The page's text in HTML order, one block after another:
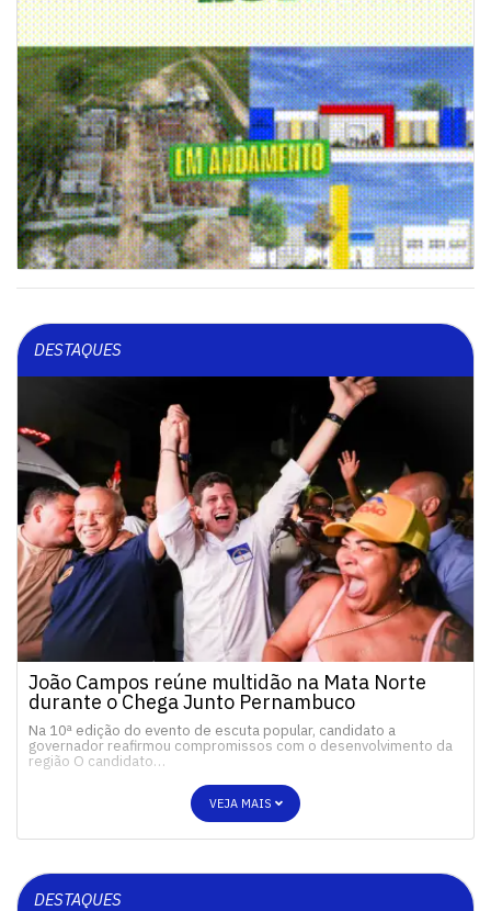
DESTAQUES
João Campos reúne multidão na Mata Norte
durante o Chega Junto Pernambuco
Na 10ª edição do evento de escuta popular, candidato a
governador reafirmou compromissos com o desenvolvimento da
região O candidato…
VEJA MAIS
DESTAQUES